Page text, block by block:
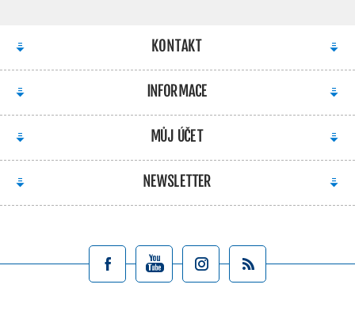
KONTAKT
INFORMACE
MŮJ ÚČET
NEWSLETTER